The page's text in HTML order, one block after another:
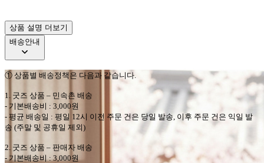
상품 설명 더보기
배송안내
① 상품별 배송정책은 다음과 같습니다
1. 굿즈 상품 – 민속촌 배송
- 기본배송비 : 3,000원
- 평균 배송일 : 평일 12시 이전 주문 건은 당일 발송 이후 주문 건은 익일 발
송 (주말 및 공휴일 제외)
2. 굿즈 상품 – 판매자 배송
-기본배송비: 3,000원